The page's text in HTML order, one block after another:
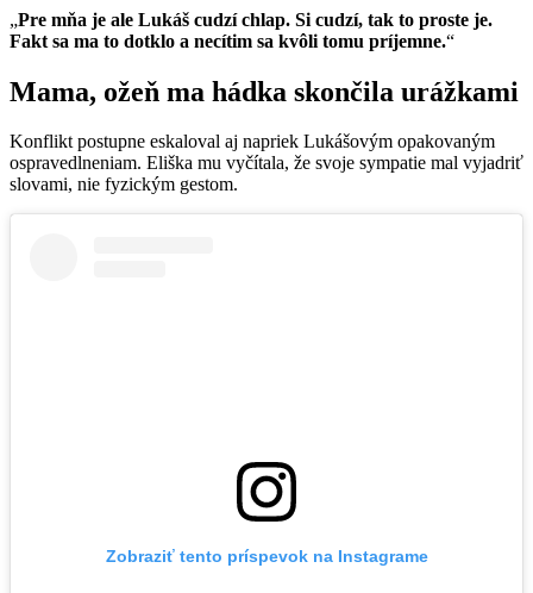
„Pre mňa je ale Lukáš cudzí chlap. Si cudzí, tak to proste je.
Fakt sa ma to dotklo a necítim sa kvôli tomu príjemne.“
Mama, ožeň ma hádka skončila urážkami
Konflikt postupne eskaloval aj napriek Lukášovým opakovaným
ospravedlneniam. Eliška mu vyčítala, že svoje sympatie mal vyjadriť
slovami, nie fyzickým gestom.
Zobraziť tento príspevok na Instagrame